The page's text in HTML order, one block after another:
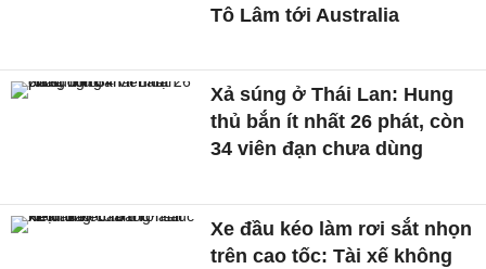
Tô Lâm tới Australia
Xả súng ở Thái Lan: Hung
thủ bắn ít nhất 26 phát, còn
34 viên đạn chưa dùng
Xe đầu kéo làm rơi sắt nhọn
trên cao tốc: Tài xế không